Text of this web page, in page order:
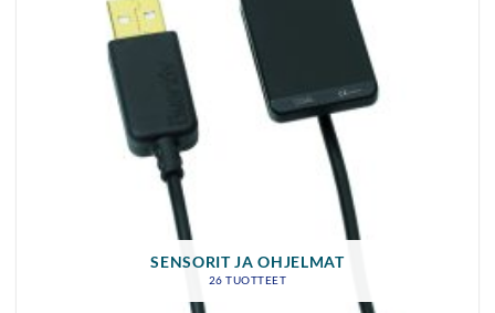
SENSORIT JA OHJELMAT
26 TUOTTEET